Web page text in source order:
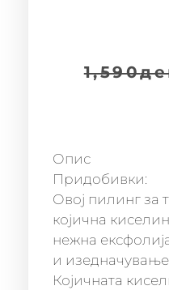
1,590
Опис
Придобивки:
Овој пилинг за
којична
нежна
и изедначување
Којичната